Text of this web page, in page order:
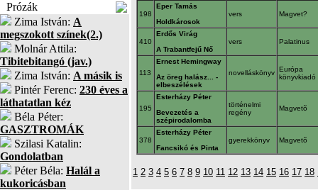
Prózák
Zima István: A
megszokott színek(2.)
Molnár Attila:
Tibitebitangó (jav.)
Zima István: A másik is
Pintér Ferenc: 230 éves a
láthatatlan kéz
Béla Péter:
GASZTROMÁK
Szilasi Katalin:
Gondolatban
Péter Béla: Halál a
kukoricásban
198
Eper Tamás
Holdkárosok
vers Magvet?
410
Erdős Virág
A Trabantfejű Nő
vers Palatinus
113
Ernest Hemingway
Az öreg halász... -
elbeszélések
novelláskönyv Európa
könyvkiadó
195
Esterházy Péter
Bevezetés a
szépirodalomba
történelmi
regény
Magvetõ
378
Esterházy Péter
Fancsikó és Pinta
gyerekkönyv Magvetõ
1 2 3 4 5 6 7 8 9 10 11 12 13 14 15 16 17 18